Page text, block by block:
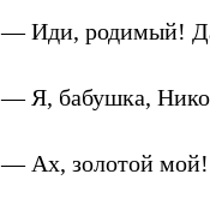
— Иди, родимый!
— Я, бабушка,
— Ах, золотой мой!